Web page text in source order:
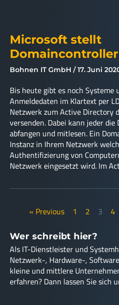
Microsoft stellt
Bohnen IT GmbH 17. Juni
Bis heute gibt es noch
Anmeldedaten im Klartext per
Netzwerk zum Active Directory
versenden. Dabei kann jeder
abfangen und mitlesen. Ein
Instanz in Ihrem Netzwerk
Authentifizierung von
Netzwerk eingesetzt wird. Im
« Previous 1 2 3 4
Wer schreibt hier?
Als IT-Dienstleister und
Netzwerk-, Hardware-,
kleine und mittlere
erfahren? Dann lassen Sie sich